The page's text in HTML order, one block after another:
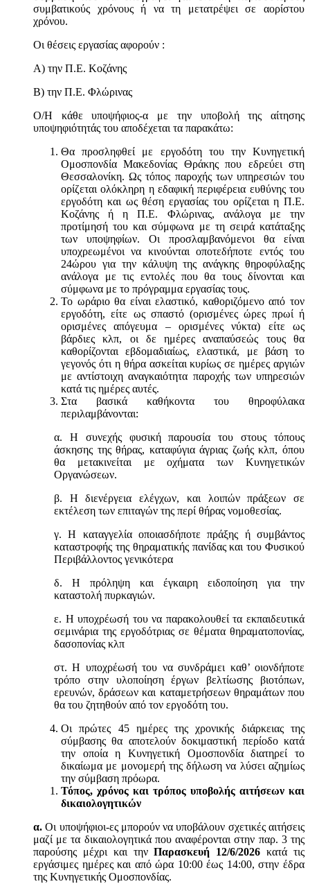
συμβατικούς χρόνους ή να τη μετατρέψει σε αορίστου
χρόνου.
Οι θέσεις εργασίας αφορούν :
Α) την Π.Ε. Κοζάνης
Β) την Π.Ε. Φλώρινας
Ο/Η κάθε υποψήφιος-α με την υποβολή της αίτησης
υποψηφιότητάς του αποδέχεται τα παρακάτω:
Θα προσληφθεί με εργοδότη του την Κυνηγετική
Ομοσπονδία Μακεδονίας Θράκης που εδρεύει στη
Θεσσαλονίκη. Ως τόπος παροχής των υπηρεσιών του
ορίζεται ολόκληρη η εδαφική περιφέρεια ευθύνης του
εργοδότη και ως θέση εργασίας του ορίζεται η Π.Ε.
Κοζάνης ή η Π.Ε. Φλώρινας, ανάλογα με την
προτίμησή του και σύμφωνα με τη σειρά κατάταξης
των υποψηφίων. Οι προσλαμβανόμενοι θα είναι
υποχρεωμένοι να κινούνται οποτεδήποτε εντός του
24ώρου για την κάλυψη της ανάγκης θηροφύλαξης
ανάλογα με τις εντολές που θα τους δίνονται και
σύμφωνα με το πρόγραμμα εργασίας τους.
Το ωράριο θα είναι ελαστικό, καθοριζόμενο από τον
εργοδότη, είτε ως σπαστό (ορισμένες ώρες πρωί ή
ορισμένες απόγευμα – ορισμένες νύκτα) είτε ως
βάρδιες κλπ, οι δε ημέρες αναπαύσεώς τους θα
καθορίζονται εβδομαδιαίως, ελαστικά, με βάση το
γεγονός ότι η θήρα ασκείται κυρίως σε ημέρες αργιών
με αντίστοιχη αναγκαιότητα παροχής των υπηρεσιών
κατά τις ημέρες αυτές.
Στα βασικά καθήκοντα του θηροφύλακα
περιλαμβάνονται:
α. Η συνεχής φυσική παρουσία του στους τόπους
άσκησης της θήρας, καταφύγια άγριας ζωής κλπ, όπου
θα μετακινείται με οχήματα των Κυνηγετικών
Οργανώσεων.
β. Η διενέργεια ελέγχων, και λοιπών πράξεων σε
εκτέλεση των επιταγών της περί θήρας νομοθεσίας.
γ. Η καταγγελία οποιασδήποτε πράξης ή συμβάντος
καταστροφής της θηραματικής πανίδας και του Φυσικού
Περιβάλλοντος γενικότερα
δ. Η πρόληψη και έγκαιρη ειδοποίηση για την
καταστολή πυρκαγιών.
ε. Η υποχρέωσή του να παρακολουθεί τα εκπαιδευτικά
σεμινάρια της εργοδότριας σε θέματα θηραματοπονίας,
δασοπονίας κλπ
στ. Η υποχρέωσή του να συνδράμει καθ’ οιονδήποτε
τρόπο στην υλοποίηση έργων βελτίωσης βιοτόπων,
ερευνών, δράσεων και καταμετρήσεων θηραμάτων που
θα του ζητηθούν από τον εργοδότη του.
Οι πρώτες 45 ημέρες της χρονικής διάρκειας της
σύμβασης θα αποτελούν δοκιμαστική περίοδο κατά
την οποία η Κυνηγετική Ομοσπονδία διατηρεί το
δικαίωμα με μονομερή της δήλωση να λύσει αζημίως
την σύμβαση πρόωρα.
Τόπος, χρόνος και τρόπος υποβολής αιτήσεων και
δικαιολογητικών
α. Οι υποψήφιοι-ες μπορούν να υποβάλουν σχετικές αιτήσεις
μαζί με τα δικαιολογητικά που αναφέρονται στην παρ. 3 της
παρούσης μέχρι και τηνΠαρασκευή 12/6/2026κατά τις
εργάσιμες ημέρες και από ώρα 10:00 έως 14:00, στην έδρα
της Κυνηγετικής Ομοσπονδίας.